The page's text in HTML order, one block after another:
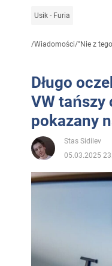
Usik - Furia
/Wiadomości/"Nie z
Długo
VW tańszy
pokazany
Stas Sidilev
05.03.2025